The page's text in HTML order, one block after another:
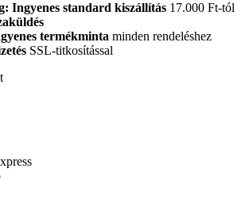
Ingyenes standard kiszállítás 17.000 Ft-tól
termékminta minden rendeléshez
SSL-titkosítással